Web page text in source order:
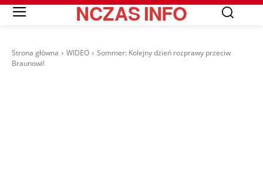
NCZASINFO
Strona główna WIDEO
Sommer: Kolejny dzień rozprawy przeciw
Braunowi!